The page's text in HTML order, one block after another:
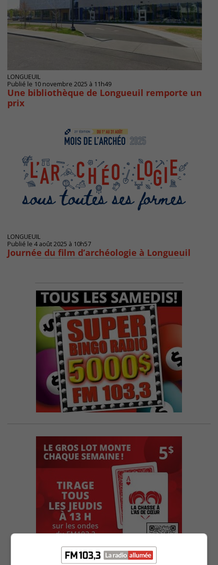
LONGUEUIL
Publié le 10 novembre 2025 à 11h49
Une bibliothèque de Longueuil remporte un
prix
LONGUEUIL
Publié le 4 août 2025 à 10h57
Journée du film d’archéologie à Longueuil